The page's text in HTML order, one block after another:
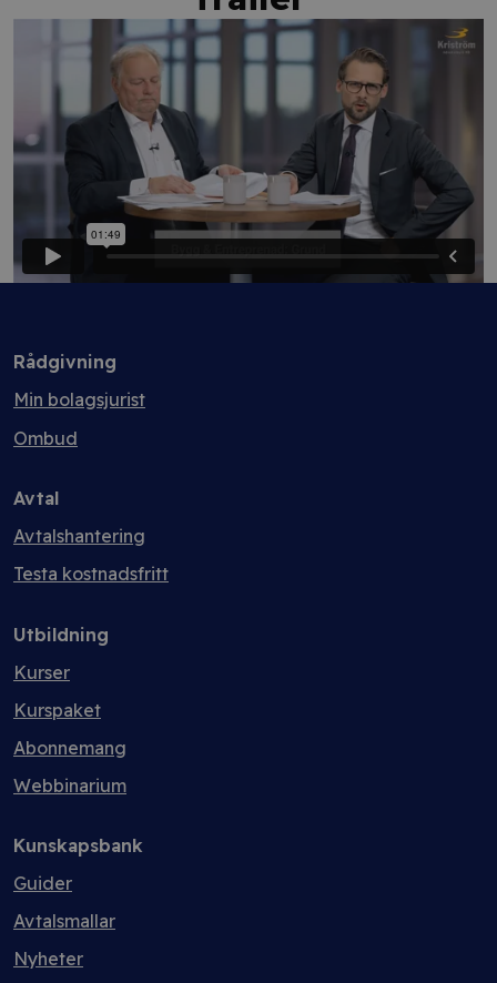
Rådgivning
Min bolagsjurist
Ombud
Avtal
Avtalshantering
Testa kostnadsfritt
Utbildning
Kurser
Kurspaket
Abonnemang
Webbinarium
Kunskapsbank
Guider
Avtalsmallar
Nyheter